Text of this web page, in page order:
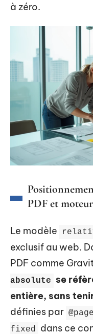
à zéro.
PDF et
Le modèle
exclusif au web.
PDF comme
absolute
se
entière, sans
définies par @page
fixed
dans ce